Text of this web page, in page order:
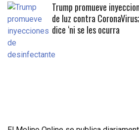
Trump promueve
de luz contra
dice ‘ni se les ocurra